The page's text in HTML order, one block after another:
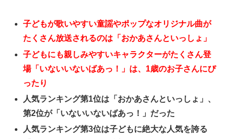
子どもが歌いやすい童謡やポップなオリジナル曲が
たくさん放送されるのは「おかあさんといっしょ」
子どもにも親しみやすいキャラクターがたくさん登
場「いないいないばあっ！」は、1歳のお子さんにぴ
ったり
人気ランキング第1位は「おかあさんといっしょ」、
第2位が「いないいないばあっ！」だった
人気ランキング第3位は子どもに絶大な人気を誇る